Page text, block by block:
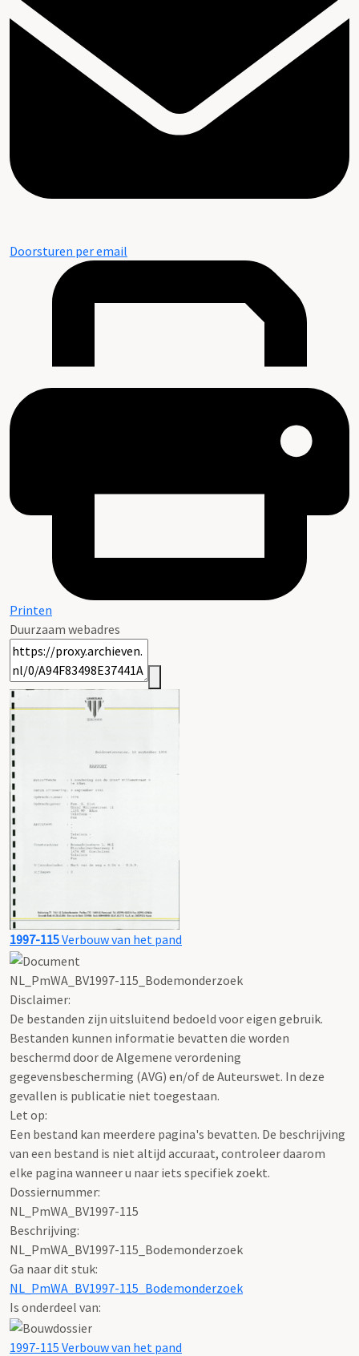
Doorsturen per email
Printen
Duurzaam webadres
1997-115Verbouw van het pand
NL_PmWA_BV1997-115_Bodemonderzoek
Disclaimer:
De bestanden zijn uitsluitend bedoeld voor eigen gebruik.
Bestanden kunnen informatie bevatten die worden
beschermd door de Algemene verordening
gegevensbescherming (AVG) en/of de Auteurswet. In deze
gevallen is publicatie niet toegestaan.
Let op:
Een bestand kan meerdere pagina's bevatten. De beschrijving
van een bestand is niet altijd accuraat, controleer daarom
elke pagina wanneer u naar iets specifiek zoekt.
Dossiernummer:
NL_PmWA_BV1997-115
Beschrijving:
NL_PmWA_BV1997-115_Bodemonderzoek
Ga naar dit stuk:
NL_PmWA_BV1997-115_Bodemonderzoek
Is onderdeel van:
1997-115 Verbouw van het pand